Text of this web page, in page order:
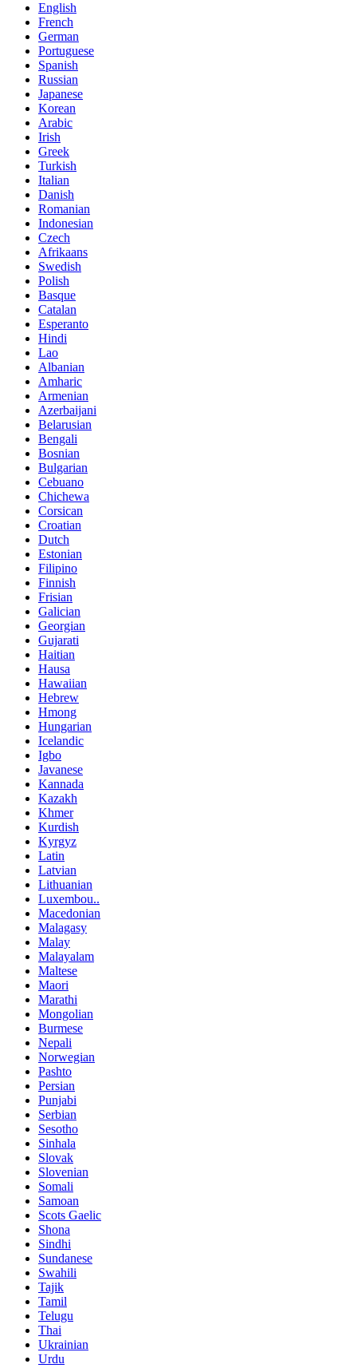
English
French
German
Portuguese
Spanish
Russian
Japanese
Korean
Arabic
Irish
Greek
Turkish
Italian
Danish
Romanian
Indonesian
Czech
Afrikaans
Swedish
Polish
Basque
Catalan
Esperanto
Hindi
Lao
Albanian
Amharic
Armenian
Azerbaijani
Belarusian
Bengali
Bosnian
Bulgarian
Cebuano
Chichewa
Corsican
Croatian
Dutch
Estonian
Filipino
Finnish
Frisian
Galician
Georgian
Gujarati
Haitian
Hausa
Hawaiian
Hebrew
Hmong
Hungarian
Icelandic
Igbo
Javanese
Kannada
Kazakh
Khmer
Kurdish
Kyrgyz
Latin
Latvian
Lithuanian
Luxembou..
Macedonian
Malagasy
Malay
Malayalam
Maltese
Maori
Marathi
Mongolian
Burmese
Nepali
Norwegian
Pashto
Persian
Punjabi
Serbian
Sesotho
Sinhala
Slovak
Slovenian
Somali
Samoan
Scots Gaelic
Shona
Sindhi
Sundanese
Swahili
Tajik
Tamil
Telugu
Thai
Ukrainian
Urdu